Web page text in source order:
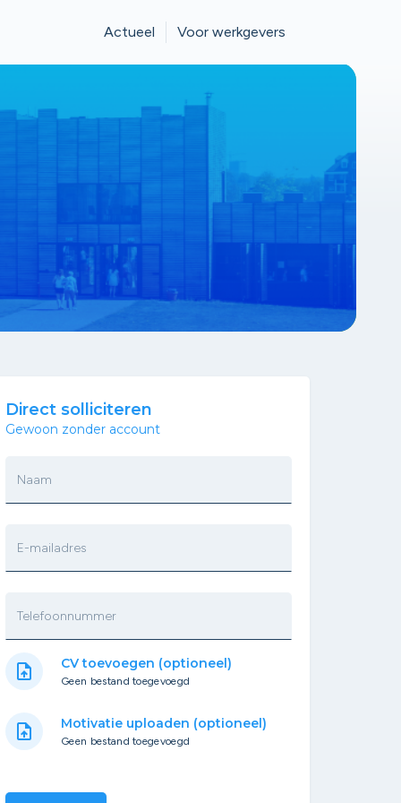
Actueel Voor werkgevers
Direct solliciteren
Gewoon zonder account
Naam
E-mailadres
Telefoonnummer
upload_file CV toevoegen (optioneel)
Geen bestand toegevoegd
upload_file Motivatie uploaden (optioneel)
Geen bestand toegevoegd